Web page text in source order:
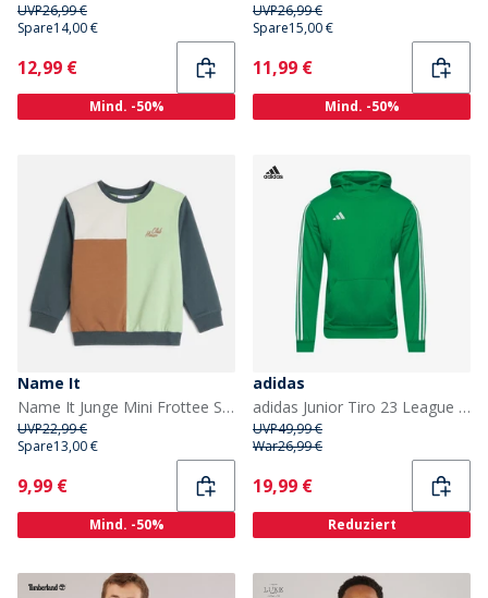
UVP26,99 €
Spare14,00 €
Current
12,99 €
Mind. -50%
UVP26,99 €
Spare15,00 €
Current
11,99 €
Mind. -50%
Name It
Name It Junge Mini Frottee Sweatshirt Urban Chic
UVP22,99 €
Spare13,00 €
Current
9,99 €
Mind. -50%
adidas
adidas Junior Tiro 23 League Hoodie Team Green
UVP49,99 €
War26,99 €
Current
19,99 €
Reduziert